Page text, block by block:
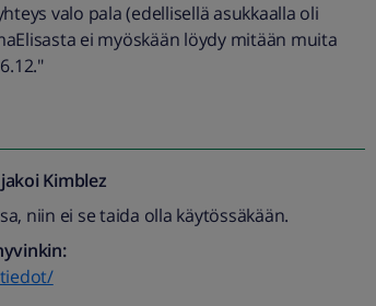
valo pala (edellisellä asukkaalla oli
ei myöskään löydy mitään muita
Kimblez
niin ei se taida olla käytössäkään.